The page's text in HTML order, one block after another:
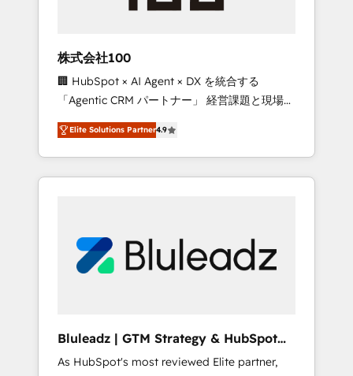
from any legacy CRM. Zero downtime, full
data integrity. ➤ Implementation: Configure
HubSpot to run your revenue process. Sales,
marketing, and service wired together. ➤ AI
and Integrations: Layer Breeze AI, custom
agents, and APIs to remove manual work. ➤
Ongoing Management: Monthly tune-ups,
portal? We are built for the work.
株式会社100
🏢 HubSpot × AI Agent × DX を統合する
「Agentic CRM パートナー」 経営課題と現場業
務をつなぐAIネイティブ・エージェンシーとし
て、HubSpot Eliteの実装力で顧客フロント業務
を再設計します。 💡 100inc は何をする会社
か？ HubSpotを共通基盤に、AIエージェントを
部・グループ会社・部門が分立する組織で、デ
ータと業務プロセスのサイロ化を、CRMを軸と
ら、GTMの見える化・自動化まで。全Hub統合
運用、データ品質設計、グループ横断のCRM統
Elite Solutions Partner4.9
Bluleadz | GTM Strategy & HubSpot
Implementation
As HubSpot's most reviewed Elite partner,